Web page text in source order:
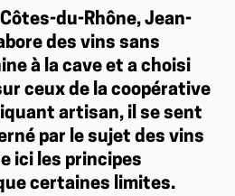
du-Rhône, Jean-
des vins sans
à la cave et a choisi
ceux de la coopérative
artisan, il se sent
par le sujet des vins
ici les principes
certaines limites.